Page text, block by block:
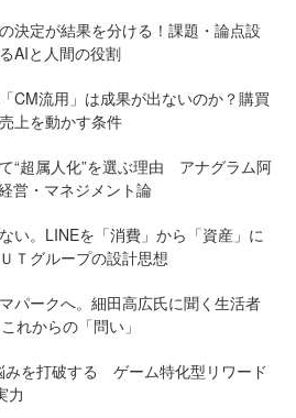
決定が結果を分ける！課題・論点設
AIと人間の役割
CM流用」は成果が出ないのか？購買
上を動かす条件
“超属人化”を選ぶ理由 アナグラム阿
営・マネジメント論
い。LINEを「消費」から「資産」に
Ｔグループの設計思想
パークへ。細田高広氏に聞く生活者
れからの「問い」
みを打破する ゲーム特化型リワード
力